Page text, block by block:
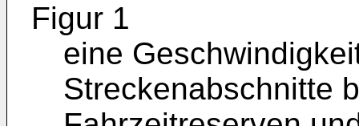
Figur 1
eine
Streckenabschnitte